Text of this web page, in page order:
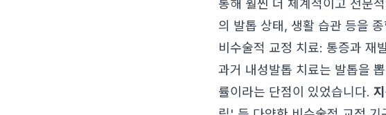
통해 훨씬 더 체계적이고 전문
의 발톱 상태, 생활 습관 등을
비수술적 교정 치료: 통증과 재
과거 내성발톱 치료는 발톱을
률이라는 단점이 있었습니다.